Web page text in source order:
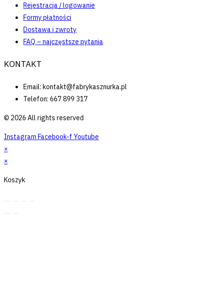
Rejestracja / logowanie
Formy płatności
Dostawa i zwroty
FAQ – najczęstsze pytania
KONTAKT
Email: kontakt@fabrykasznurka.pl
Telefon: 667 899 317
© 2026 All rights reserved
Instagram Facebook-f Youtube
×
×
Koszyk